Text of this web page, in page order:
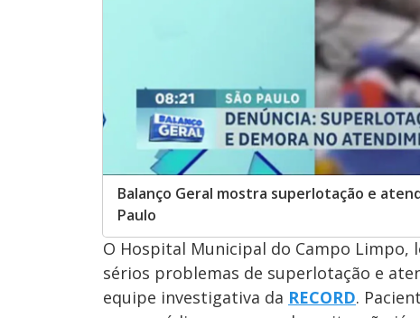
Balanço Geral mostra superlotação e
Paulo
O Hospital Municipal do Campo Limpo,
sérios problemas de superlotação e
equipe investigativa da RECORD.